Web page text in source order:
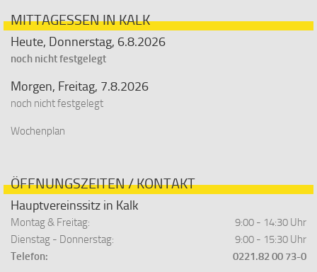
MITTAGESSEN IN KALK
Heute, Donnerstag, 6.8.2026
noch nicht festgelegt
Morgen, Freitag, 7.8.2026
noch nicht festgelegt
Wochenplan
ÖFFNUNGSZEITEN / KONTAKT
Hauptvereinssitz in Kalk
Montag & Freitag:
9:00 - 14:30 Uhr
Dienstag - Donnerstag:
9:00 - 15:30 Uhr
Telefon:
0221.82 00 73-0